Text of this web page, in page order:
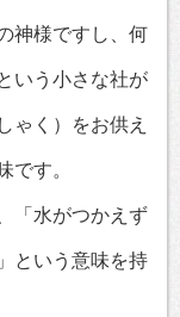
神様ですし、何
いう小さな社が
ゃく）をお供え
です。
「水がつかえず
という意味を持